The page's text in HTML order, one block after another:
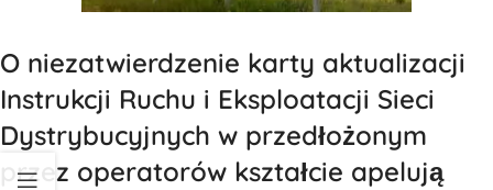
O niezatwierdzenie karty aktualizacji
Instrukcji Ruchu i Eksploatacji Sieci
Dystrybucyjnych w przedłożonym
przez operatorów kształcie apelują